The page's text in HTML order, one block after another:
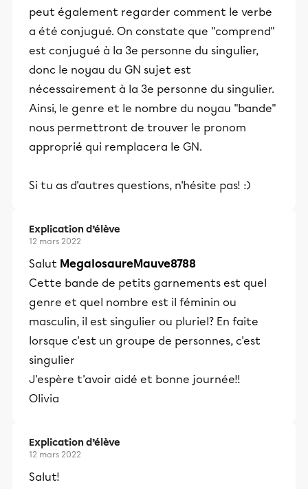
peut également regarder comment le verbe
a été conjugué. On constate que "comprend"
est conjugué à la 3e personne du singulier,
donc le noyau du GN sujet est
nécessairement à la 3e personne du singulier.
Ainsi, le genre et le nombre du noyau "bande"
nous permettront de trouver le pronom
approprié qui remplacera le GN.
Si tu as d'autres questions, n'hésite pas! :)
Explication d’élève
12 mars 2022
Salut MegalosaureMauve8788
Cette bande de petits garnements est quel
genre et quel nombre est il féminin ou
masculin, il est singulier ou pluriel? En faite
lorsque c'est un groupe de personnes, c'est
singulier
J'espère t'avoir aidé et bonne journée!!
Olivia
Explication d’élève
12 mars 2022
Salut!